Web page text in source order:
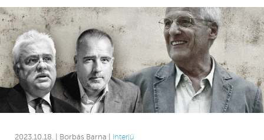
2023.10.18. | Borbás Barna | Interjú